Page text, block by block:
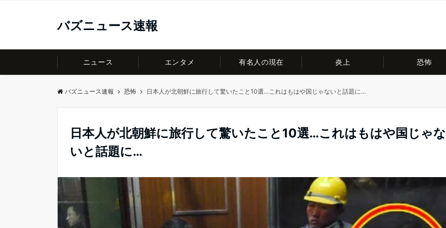
バズニュース速報
ニュース エンタメ 有名人の現在 炎上 恐怖
バズニュース速報 恐怖 日本人が北朝鮮に旅行して驚いたこと10選…これはもはや国じゃないと話題に…
日本人が北朝鮮に旅行して驚いたこと10選…これはもはや国じゃな
いと話題に…